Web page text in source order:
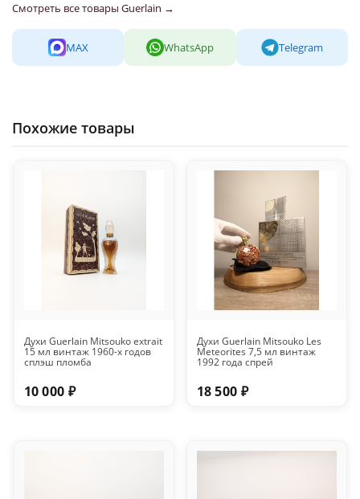
Смотреть все товары Guerlain →
MAX WhatsApp Telegram
Похожие товары
Духи Guerlain Mitsouko extrait
15 мл винтаж 1960-х годов
сплэш пломба
10 000 ₽
Духи Guerlain Mitsouko Les
Meteorites 7,5 мл винтаж
1992 года спрей
18 500 ₽